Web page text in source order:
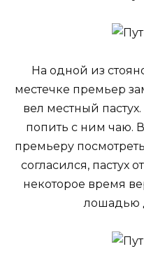
На одной из
местечке премьер
вел местный
попить с ним чаю.
премьеру
согласился, пастух
некоторое время
лошадью